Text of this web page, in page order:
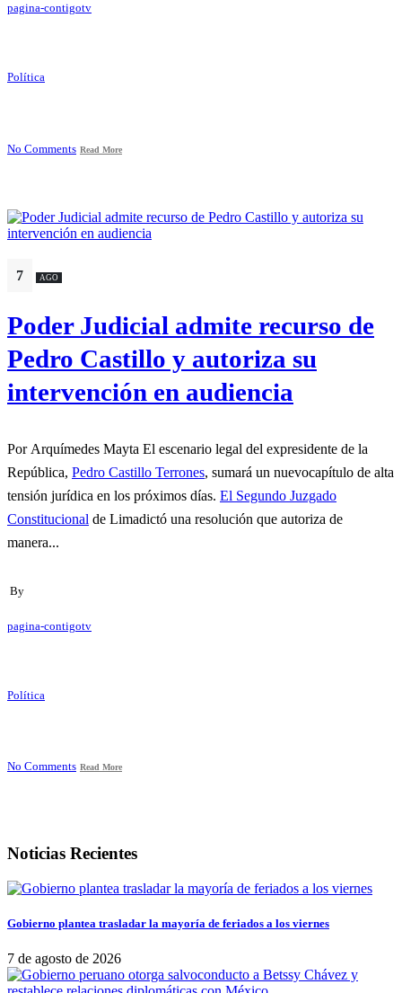
pagina-contigotv
Política
No Comments Read More
7 AGO
Poder Judicial admite recurso de
Pedro Castillo y autoriza su
intervención en audiencia
Por Arquímedes Mayta El escenario legal del expresidente de la
República, Pedro Castillo Terrones, sumará un nuevocapítulo de alta
tensión jurídica en los próximos días. El Segundo Juzgado
Constitucional de Limadictó una resolución que autoriza de
manera...
By
pagina-contigotv
Política
No Comments Read More
Noticias Recientes
Gobierno plantea trasladar la mayoría de feriados a los viernes
7 de agosto de 2026